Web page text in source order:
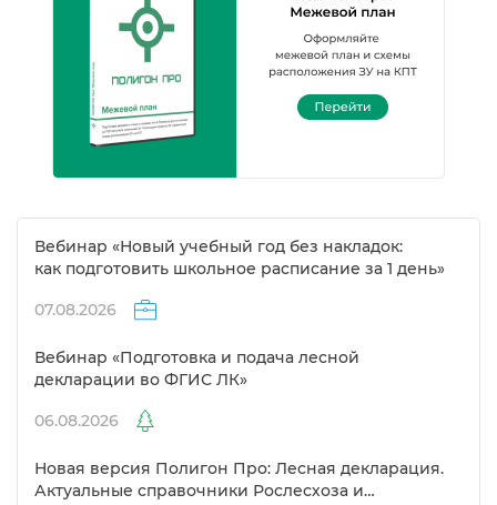
ебинар «Новый учебный год без накладок:
как подготовить школьное расписание за 1 день»
07.08.2026
ебинар «Подготовка и подача лесной
декларации во ФГИС ЛК»
06.08.2026
Новая версия Полигон Про: Лесная декларация.
Актуальные справочники Рослесхоза и